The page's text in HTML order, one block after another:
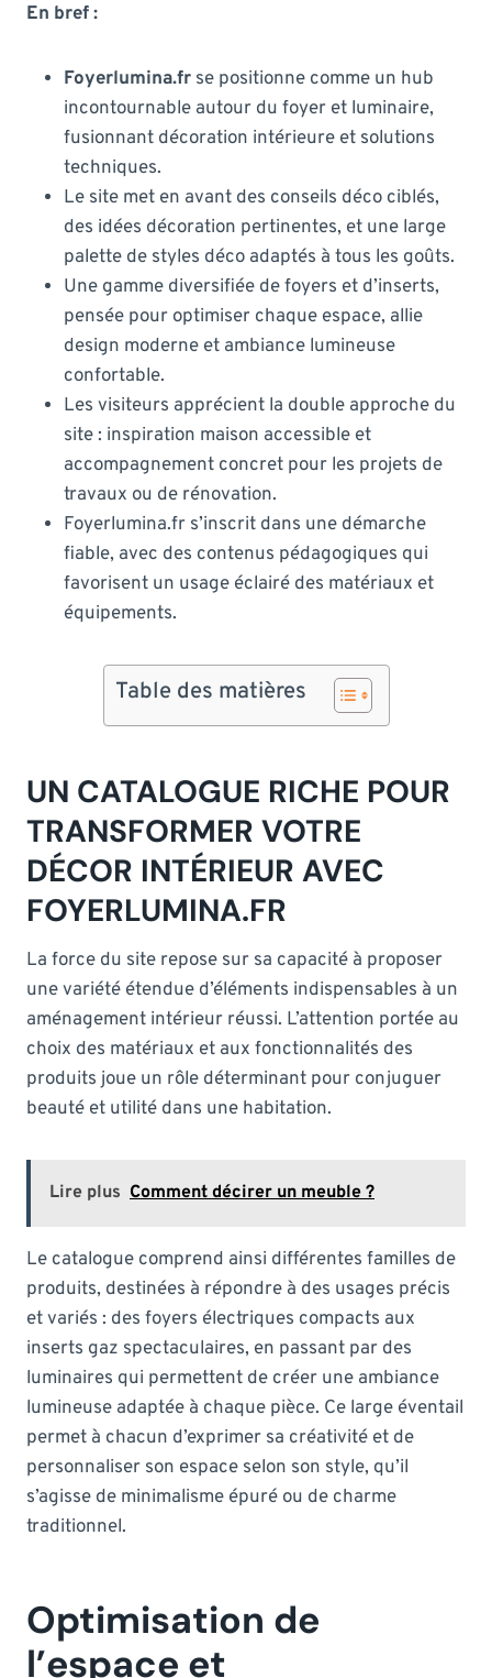
En bref :
Foyerlumina.fr se positionne comme un hub
incontournable autour du foyer et luminaire,
fusionnant décoration intérieure et solutions
techniques.
Le site met en avant des conseils déco ciblés,
des idées décoration pertinentes, et une large
palette de styles déco adaptés à tous les goûts.
Une gamme diversifiée de foyers et d’inserts,
pensée pour optimiser chaque espace, allie
design moderne et ambiance lumineuse
confortable.
Les visiteurs apprécient la double approche du
site : inspiration maison accessible et
accompagnement concret pour les projets de
travaux ou de rénovation.
Foyerlumina.fr s’inscrit dans une démarche
fiable, avec des contenus pédagogiques qui
favorisent un usage éclairé des matériaux et
équipements.
Table des matières
UN CATALOGUE RICHE POUR
TRANSFORMER VOTRE
DÉCOR INTÉRIEUR AVEC
FOYERLUMINA.FR
La force du site repose sur sa capacité à proposer
une variété étendue d’éléments indispensables à un
aménagement intérieur réussi. L’attention portée au
choix des matériaux et aux fonctionnalités des
produits joue un rôle déterminant pour conjuguer
beauté et utilité dans une habitation.
Lire plus Comment décirer un meuble ?
Le catalogue comprend ainsi différentes familles de
produits, destinées à répondre à des usages précis
et variés : des foyers électriques compacts aux
inserts gaz spectaculaires, en passant par des
luminaires qui permettent de créer une ambiance
lumineuse adaptée à chaque pièce. Ce large éventail
permet à chacun d’exprimer sa créativité et de
personnaliser son espace selon son style, qu’il
s’agisse de minimalisme épuré ou de charme
traditionnel.
Optimisation de
l’espace et